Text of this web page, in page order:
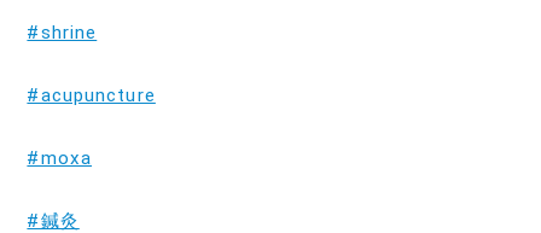
#shrine
#acupuncture
#moxa
#鍼灸